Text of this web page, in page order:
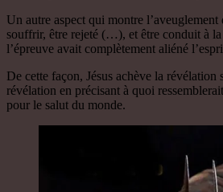
Un autre aspect qui montre
souffrir, être rejeté (…), et être conduit à
l’épreuve avait complètement aliéné
De cette façon, Jésus achève la
révélation en précisant à quoi
pour le salut du monde.